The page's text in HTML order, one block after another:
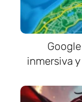
inmersiva